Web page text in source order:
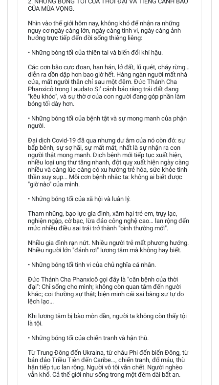
CỦA MÙA VỌNG.
Nhìn vào thế giới hôm nay, không khó để nhận ra những
nguy cơ ngày càng lớn, ngày càng tinh vi, ngày càng ảnh
hưởng trực tiếp đến đời sống thiêng liêng:
• Những bóng tối của thiên tai và biến đổi khí hậu.
Các cơn bão cực đoan, hạn hán, lở đất, lũ quét, cháy rừng…
diễn ra dồn dập hơn bao giờ hết. Hàng ngàn người mất nhà
cửa, mất người thân chỉ sau một đêm. Đức Thánh Cha
Phanxicô trong Laudato Si’ cảnh báo rằng trái đất đang
"kêu khóc", và sự thờ ơ của con người đang góp phần làm
bóng tối dày hơn.
• Những bóng tối của bệnh tật và sự mong manh của phận
người.
Đại dịch Covid-19 đã qua nhưng dư âm của nó còn đó: sự
bấp bênh, sự sợ hãi, sự mất mát, nhất là sự nhận ra con
người thật mong manh. Dịch bệnh mới tiếp tục xuất hiện,
nhiều loại ung thư tăng nhanh, đột quỵ xuất hiện ngày càng
nhiều và càng lúc càng có xu hướng trẻ hóa, sức khỏe tinh
thần suy sụp... Mỗi cơn bệnh nhắc ta: không ai biết được
"giờ nào" của mình.
• Những bóng tối của xã hội và luân lý.
Tham nhũng, bạo lực gia đình, xâm hại trẻ em, trụy lạc,
nghiện ngập, cờ bạc, lừa đảo công nghệ cao… lan rộng đến
mức nhiều điều sai trái trở thành "bình thường mới".
Nhiều gia đình rạn nứt. Nhiều người trẻ mất phương hướng.
Nhiều người lớn "đánh rơi" lương tâm mà không hay biết.
• Những bóng tối tinh vi của chủ nghĩa cá nhân.
Đức Thánh Cha Phanxicô gọi đây là "căn bệnh của thời
đại": Chỉ sống cho mình; không còn quan tâm đến người
khác; coi thường sự thật; biện minh cái sai bằng sự tự do
lệch lạc...
Khi lương tâm bị bào mòn dần, người ta không còn thấy tội
là tội.
• Những bóng tối của chiến tranh và hận thù.
Từ Trung Đông đến Ukraina, từ châu Phi đến biển Đông, từ
bán đảo Triều Tiên đến Caribe…, chiến tranh, đổ máu, thù
hận tiếp tục lan rộng. Người vô tội vẫn chết. Người nghèo
vẫn khổ. Cả thế giới như sống trong một đêm dài bất an.